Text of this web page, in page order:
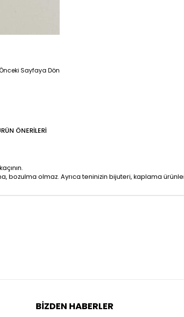
Sayfaya Dön
ÖNERILERI
bozulma olmaz. Ayrıca teninizin bijuteri, kaplama
BIZDEN HABERLER